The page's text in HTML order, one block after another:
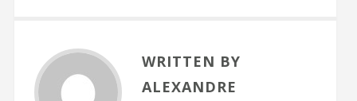
WRITTEN BY
ALEXANDRE